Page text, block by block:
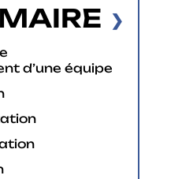
d’une équipe